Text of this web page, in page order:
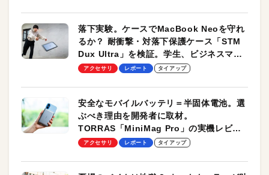
落下実験。ケースでMacBook Neoを守れ
るか？ 耐衝撃・対落下保護ケース「STM
Dux Ultra」を検証。学生、ビジネスマン
のモバイルユースに最適！
アクセサリ レポート タイアップ
安全なモバイルバッテリ＝半固体電池。選
ぶべき理由を開発者に取材。
TORRAS「MiniMag Pro」の実機レビュ
ーも
アクセサリ レポート タイアップ